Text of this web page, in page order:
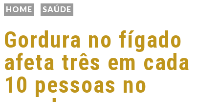
HOME SAÚDE
Gordura no fígado
afeta três em cada
10 pessoas no